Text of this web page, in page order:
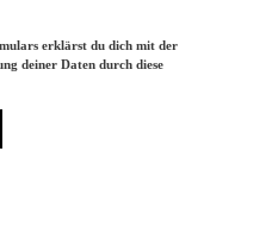
erklärst du dich mit der
deiner Daten durch diese